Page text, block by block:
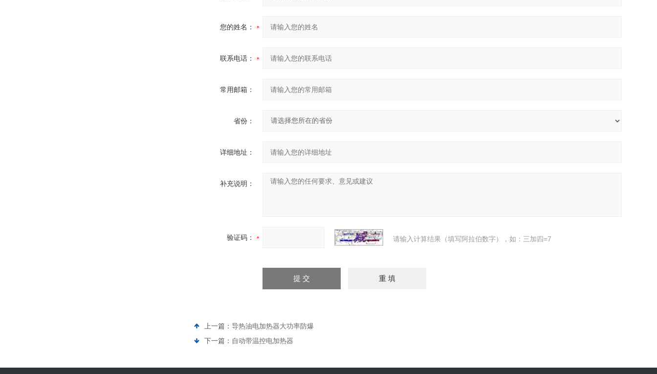
您的姓名：
联系电话：
常用邮箱：
省份：
详细地址：
补充说明：
验证码： 请输入计算结果（填写阿拉伯数字），如：三加四=7
上一篇： 导热油电加热器大功率防爆
下一篇： 自动带温控电加热器